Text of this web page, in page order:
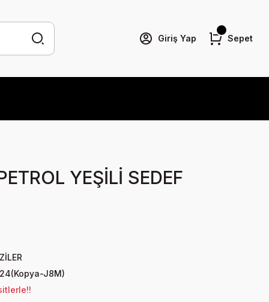
Giriş Yap Sepet
YEŞİLİ SEDEF
J8M)